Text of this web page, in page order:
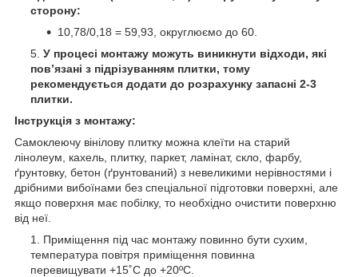
сторону:
10,78/0,18 = 59,93, округлюємо до 60.
У процесі монтажу можуть виникнути відходи, які
пов’язані з підрізуванням плитки, тому
рекомендується додати до розрахунку запасні 2-3
плитки.
Інструкція з монтажу:
Самоклеючу вінілову плитку можна клеїти на старий
лінолеум, кахель, плитку, паркет, ламінат, скло, фарбу,
ґрунтовку, бетон (ґрунтований) з невеликими нерівностями і
дрібними вибоїнами без спеціальної підготовки поверхні, але
якщо поверхня має побілку, то необхідно очистити поверхню
від неї.
Приміщення під час монтажу повинно бути сухим,
температура повітря приміщення повинна
перевищувати +15˚С до +20ºС.